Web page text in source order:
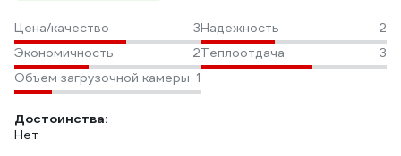
Цена/качество 3Надежность
2
Экономичность
2Теплоотдача
3
Объем загрузочной камеры 1
Достоинства:
Нет